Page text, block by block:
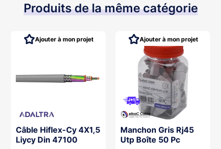
Produits de la même catégorie
Câble Hiflex-Cy 4X1,5
Liycy Din 47100
Ajouter à mon projet
Manchon Gris Rj45
Utp Boîte 50 Pc
Ajouter à mon projet